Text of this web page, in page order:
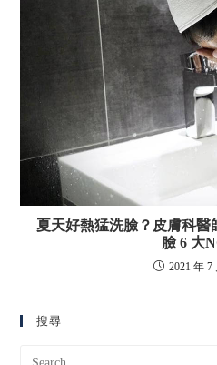
夏天好熱猛洗臉？皮膚科醫
臉 6 大
2021 年 7
搜尋